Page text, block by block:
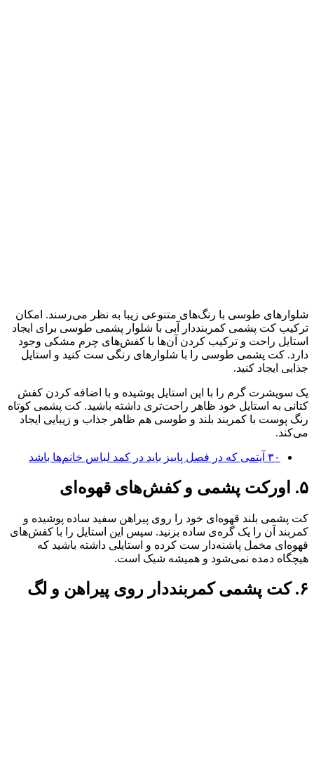
شلوارهای طوسی با رنگ‌های متنوعی زیبا به نظر می‌رسند. امکان
ترکیب کت پشمی کمربنددار آبی با شلوار پشمی طوسی برای ایجاد
استایل راحت و ترکیب کردن آن‌ها با کفش‌های چرم مشکی وجود
دارد. کت پشمی طوسی را با شلوارهای رنگی ست کنید و استایل
جذابی ایجاد کنید.
یک سویشرت گرم را با این استایل پوشیده و با اضافه کردن کفش
کتانی به استایل خود ظاهر راحت‌تری داشته باشید. کت پشمی کوتاه
رنگ پوست با کمربند بلند و طوسی هم ظاهر جذاب و زیبایی ایجاد
می‌کند.
۳۰‌ آیتمی که در فصل پاییز باید در کمد لباس خانم‌ها باشد
۵. اورکت پشمی و کفش‌های قهوه‌ای
کت پشمی بلند قهوه‌ای خود را روی پیراهن سفید ساده پوشیده و
کمربند آن را یک گره‌ی ساده بزنید. سپس این استایل را با کفش‌های
قهوه‌ای مخمل پاشنه‌دار ست کرده و استایلی داشته باشید که
هیچگاه دمده نمی‌شود و همیشه شیک است.
۶. کت پشمی کمربنددار روی پیراهن و لگ